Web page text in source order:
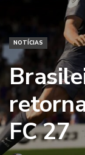
NOTÍCIAS
FC 27